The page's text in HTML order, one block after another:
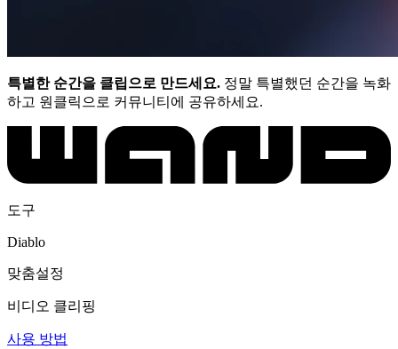
특별한 순간을 클립으로 만드세요. 정말 특별했던 순간을 녹화
하고 원클릭으로 커뮤니티에 공유하세요.
도구
Diablo
맞춤설정
비디오 클리핑
사용 방법